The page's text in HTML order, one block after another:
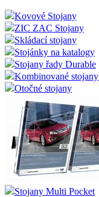
Kovové Stojany
ZIC ZAC Stojany
Skládací stojany
Stojánky na katalogy
Stojany řady Durable
Kombinované stojany
Otočné stojany
Stojany Multi Pocket